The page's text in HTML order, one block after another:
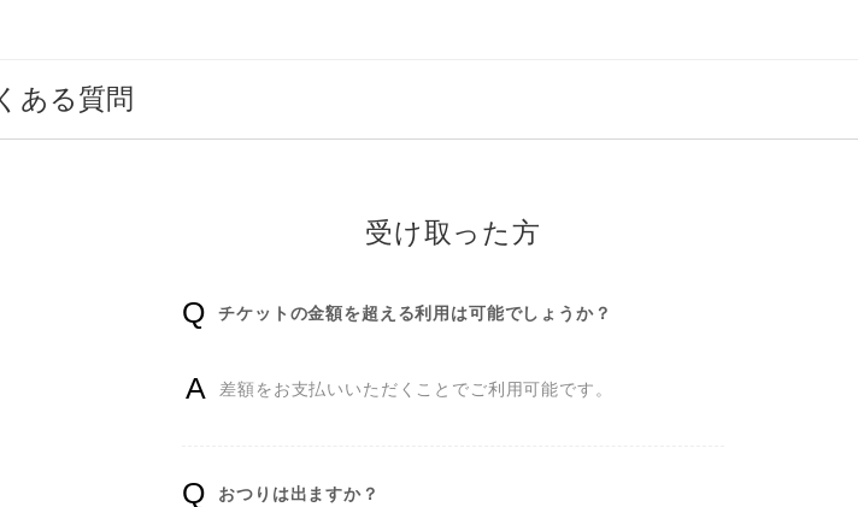
ある質問
受け取った方
チケットの金額を超える利用は可能でしょうか？
差額をお支払いいただくことでご利用可能です。
おつりは出ますか？